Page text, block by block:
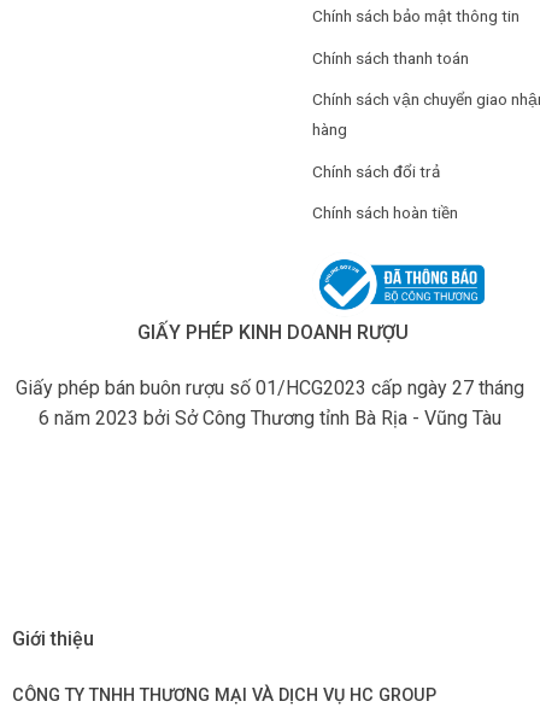
Chính sách bảo mật thông tin
Chính sách thanh toán
Chính sách vận chuyển giao
hàng
Chính sách đổi trả
Chính sách hoàn tiền
GIẤY PHÉP KINH DOANH RƯỢU
Giấy phép bán buôn rượu số 01/HCG2023 cấp ngày 27 tháng
6 năm 2023 bởi Sở Công Thương tỉnh Bà Rịa - Vũng Tàu
Giới thiệu
CÔNG TY TNHH THƯƠNG MẠI VÀ DỊCH VỤ HC GROUP